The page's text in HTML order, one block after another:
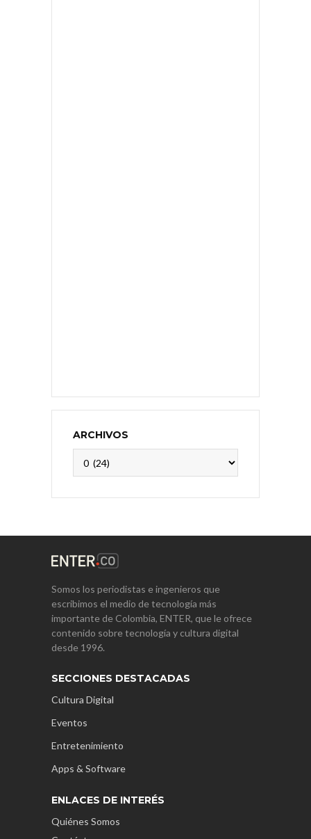
ARCHIVOS
Somos los periodistas e ingenieros que
escribimos el medio de tecnología más
importante de Colombia, ENTER, que le ofrece
contenido sobre tecnología y cultura digital
desde 1996.
SECCIONES DESTACADAS
Cultura Digital
Eventos
Entretenimiento
Apps & Software
ENLACES DE INTERÉS
Quiénes Somos